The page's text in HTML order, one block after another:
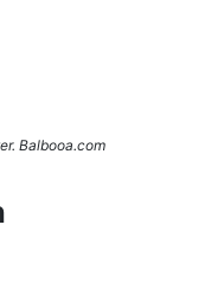
Balbooa.com